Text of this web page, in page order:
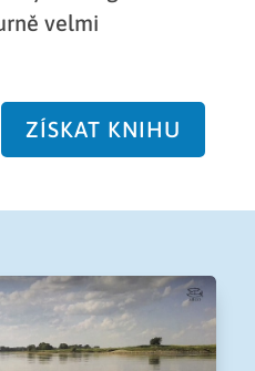
velmi
ZÍSKAT KNIHU